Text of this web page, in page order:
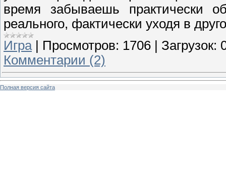
время забываешь практически
реального, фактически уходя в
Игра| Просмотров: 1706 Загрузок:
Комментарии (2)
Полная версия сайта